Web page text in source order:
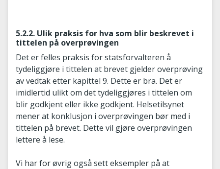
5.2.2. Ulik praksis for hva som blir beskrevet i
tittelen på overprøvingen
Det er felles praksis for statsforvalteren å
tydeliggjøre i tittelen at brevet gjelder overprøving
av vedtak etter kapittel 9. Dette er bra. Det er
imidlertid ulikt om det tydeliggjøres i tittelen om
blir godkjent eller ikke godkjent. Helsetilsynet
mener at konklusjon i overprøvingen bør med i
tittelen på brevet. Dette vil gjøre overprøvingen
lettere å lese.
Vi har for øvrig også sett eksempler på at